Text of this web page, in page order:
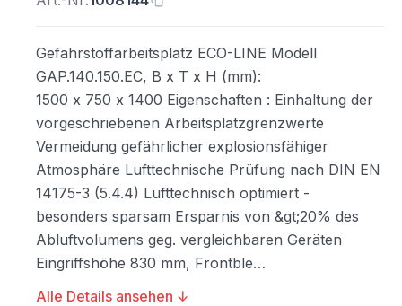
Gefahrstoffarbeitsplatz ECO-LINE Modell
GAP.140.150.EC, B x T x H (mm):
1500 x 750 x 1400 Eigenschaften : Einhaltung der
vorgeschriebenen Arbeitsplatzgrenzwerte
Vermeidung gefährlicher explosionsfähiger
Atmosphäre Lufttechnische Prüfung nach DIN EN
14175-3 (5.4.4) Lufttechnisch optimiert -
besonders sparsam Ersparnis von &gt;20% des
Abluftvolumens geg. vergleichbaren Geräten
Eingriffshöhe 830 mm, Frontble…
Alle Details ansehen ↓